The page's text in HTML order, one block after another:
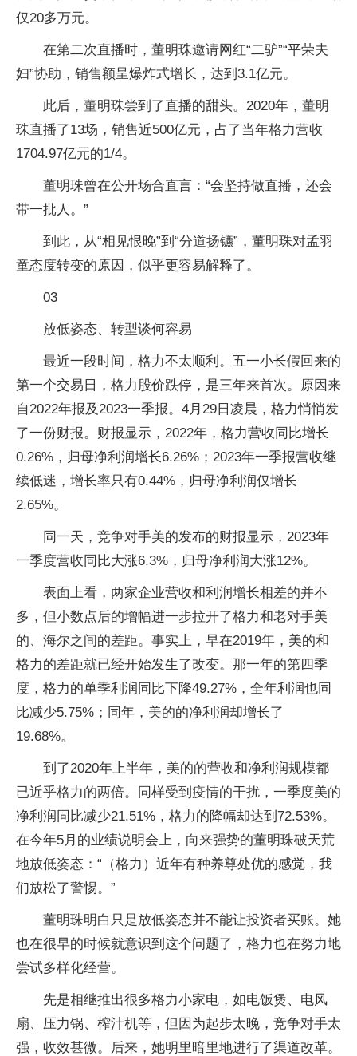
仅20多万元。
在第二次直播时，董明珠邀请网红“二驴”“平荣夫
妇”协助，销售额呈爆炸式增长，达到3.1亿元。
此后，董明珠尝到了直播的甜头。2020年，董明
珠直播了13场，销售近500亿元，占了当年格力营收
1704.97亿元的1/4。
董明珠曾在公开场合直言：“会坚持做直播，还会
带一批人。”
到此，从“相见恨晚”到“分道扬镳”，董明珠对孟羽
童态度转变的原因，似乎更容易解释了。
03
放低姿态、转型谈何容易
最近一段时间，格力不太顺利。五一小长假回来的
第一个交易日，格力股价跌停，是三年来首次。原因来
自2022年报及2023一季报。4月29日凌晨，格力悄悄发
了一份财报。财报显示，2022年，格力营收同比增长
0.26%，归母净利润增长6.26%；2023年一季报营收继
续低迷，增长率只有0.44%，归母净利润仅增长
2.65%。
同一天，竞争对手美的发布的财报显示，2023年
一季度营收同比大涨6.3%，归母净利润大涨12%。
表面上看，两家企业营收和利润增长相差的并不
多，但小数点后的增幅进一步拉开了格力和老对手美
的、海尔之间的差距。事实上，早在2019年，美的和
格力的差距就已经开始发生了改变。那一年的第四季
度，格力的单季利润同比下降49.27%，全年利润也同
比减少5.75%；同年，美的的净利润却增长了
19.68%。
到了2020年上半年，美的的营收和净利润规模都
已近乎格力的两倍。同样受到疫情的干扰，一季度美的
净利润同比减少21.51%，格力的降幅却达到72.53%。
在今年5月的业绩说明会上，向来强势的董明珠破天荒
地放低姿态：“（格力）近年有种养尊处优的感觉，我
们放松了警惕。”
董明珠明白只是放低姿态并不能让投资者买账。她
也在很早的时候就意识到这个问题了，格力也在努力地
尝试多样化经营。
先是相继推出很多格力小家电，如电饭煲、电风
扇、压力锅、榨汁机等，但因为起步太晚，竞争对手太
强，收效甚微。后来，她明里暗里地进行了渠道改革。